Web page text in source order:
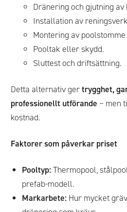
Dränering och gjutning
Installation av
Montering av
Pooltak eller skydd.
Sluttest och driftsättning.
Detta alternativ gertrygghet,
professionellt utförande – men
kostnad.
Faktorer som påverkar priset
Pooltyp:Thermopool,
prefab-modell.
Markarbete: Hur mycket